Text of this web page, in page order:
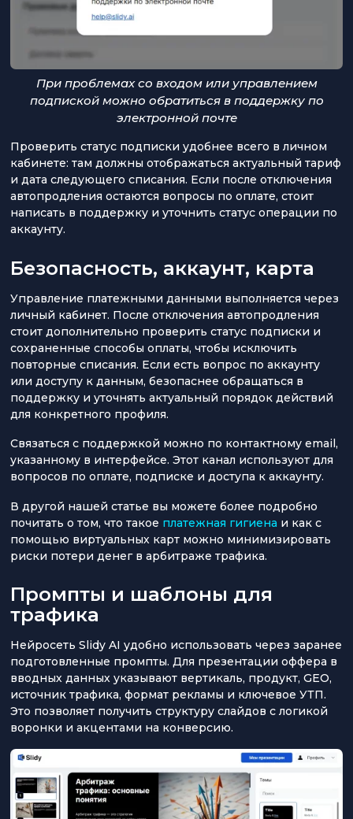
При проблемах со входом или управлением
подпиской можно обратиться в поддержку по
электронной почте
Проверить статус подписки удобнее всего в личном
кабинете: там должны отображаться актуальный тариф
и дата следующего списания. Если после отключения
автопродления остаются вопросы по оплате, стоит
написать в поддержку и уточнить статус операции по
аккаунту.
Безопасность, аккаунт, карта
Управление платежными данными выполняется через
личный кабинет. После отключения автопродления
стоит дополнительно проверить статус подписки и
сохраненные способы оплаты, чтобы исключить
повторные списания. Если есть вопрос по аккаунту
или доступу к данным, безопаснее обращаться в
поддержку и уточнять актуальный порядок действий
для конкретного профиля.
Связаться с поддержкой можно по контактному email,
указанному в интерфейсе. Этот канал используют для
вопросов по оплате, подписке и доступа к аккаунту.
В другой нашей статье вы можете более подробно
почитать о том, что такое платежная гигиена и как с
помощью виртуальных карт можно минимизировать
риски потери денег в арбитраже трафика.
Промпты и шаблоны для
трафика
Нейросеть Slidy AI удобно использовать через заранее
подготовленные промпты. Для презентации оффера в
вводных данных указывают вертикаль, продукт, GEO,
источник трафика, формат рекламы и ключевое УТП.
Это позволяет получить структуру слайдов с логикой
воронки и акцентами на конверсию.